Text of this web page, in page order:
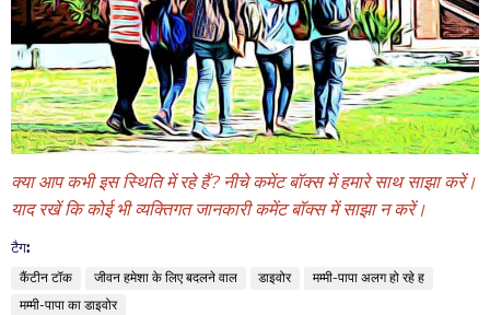
क्या आप कभी इस स्थिति में रहे हैं? नीचे कमेंट बॉक्स में हमारे साथ साझा करें।
याद रखें कि कोई भी व्यक्तिगत जानकारी कमेंट बॉक्स में साझा न करें।
टैग:
कैंटीन टॉक जीवन हमेशा के लिए बदलने वाल डाइवोर
मम्मी-पापा अलग हो रहे ह
मम्मी-पापा का डाइवोर